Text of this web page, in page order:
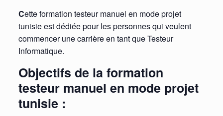
Cette formation testeur manuel en mode projet
tunisie est dédiée pour les personnes qui veulent
commencer une carrière en tant que Testeur
Informatique.
Objectifs de la formation
testeur manuel en mode projet
tunisie :